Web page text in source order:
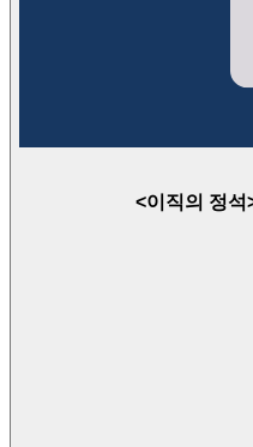
<이직의 정석